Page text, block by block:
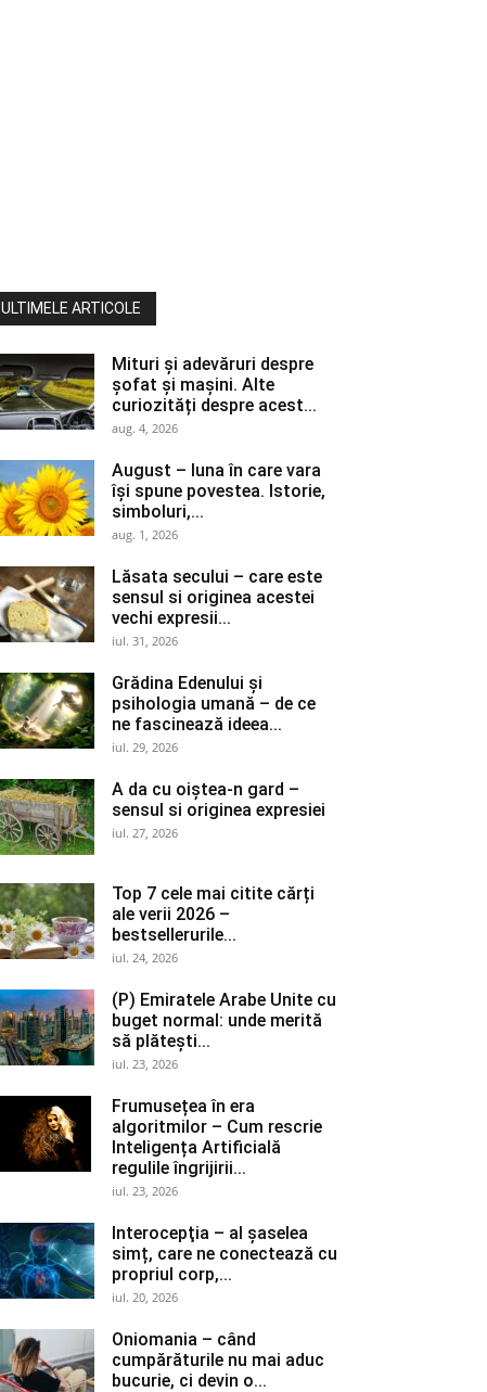
ULTIMELE ARTICOLE
Mituri și adevăruri despre
șofat și mașini. Alte
curiozități despre acest...
aug. 4, 2026
August – luna în care vara
își spune povestea. Istorie,
simboluri,...
aug. 1, 2026
Lăsata secului – care este
sensul si originea acestei
vechi expresii...
iul. 31, 2026
Grădina Edenului și
psihologia umană – de ce
ne fascinează ideea...
iul. 29, 2026
A da cu oiștea-n gard –
sensul si originea expresiei
iul. 27, 2026
Top 7 cele mai citite cărți
ale verii 2026 –
bestsellerurile...
iul. 24, 2026
(P) Emiratele Arabe Unite cu
buget normal: unde merită
să plătești...
iul. 23, 2026
Frumusețea în era
algoritmilor – Cum rescrie
Inteligența Artificială
regulile îngrijirii...
iul. 23, 2026
Interocepţia – al șaselea
simț, care ne conectează cu
propriul corp,...
iul. 20, 2026
Oniomania – când
cumpărăturile nu mai aduc
bucurie, ci devin o...